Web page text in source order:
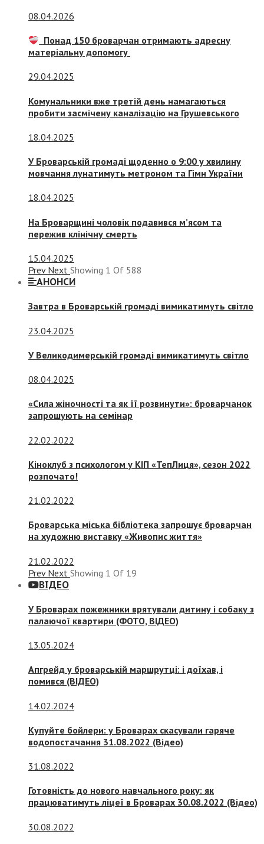
08.04.2026
Понад 150 броварчан отримають адресну
матеріальну допомогу
29.04.2025
Комунальники вже третій день намагаються
пробити засмічену каналізацію на Грушевського
18.04.2025
У Броварській громаді щоденно о 9:00 у хвилину
мовчання лунатимуть метроном та Гімн України
18.04.2025
На Броварщині чоловік подавився м’ясом та
пережив клінічну смерть
15.04.2025
Prev Next Showing 1 Of 588
АНОНСИ
Завтра в Броварській громаді вимикатимуть світло
23.04.2025
У Великодимерській громаді вимикатимуть світло
08.04.2025
«Сила жіночності та як її розвинути»: броварчанок
запрошують на семінар
22.02.2022
Кіноклуб з психологом у КІП «ТепЛиця», сезон 2022
розпочато!
21.02.2022
Броварська міська бібліотека запрошує броварчан
на художню виставку «Живопис життя»
21.02.2022
Prev Next Showing 1 Of 19
ВІДЕО
У Броварах пожежники врятували дитину і собаку з
палаючої квартири (ФОТО, ВІДЕО)
13.05.2024
Апгрейд у броварській маршрутці: і доїхав, і
помився (ВІДЕО)
14.02.2024
Купуйте бойлери: у Броварах скасували гаряче
водопостачання 31.08.2022 (Відео)
31.08.2022
Готовність до нового навчального року: як
працюватимуть ліцеї в Броварах 30.08.2022 (Відео)
30.08.2022